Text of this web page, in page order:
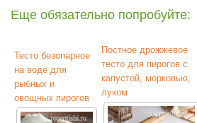
Еще обязательно попробуйте:
Тесто безопарное
на воде для
рыбных и
овощных пирогов
Постное дрожжевое
тесто для пирогов с
капустой, морковью,
луком